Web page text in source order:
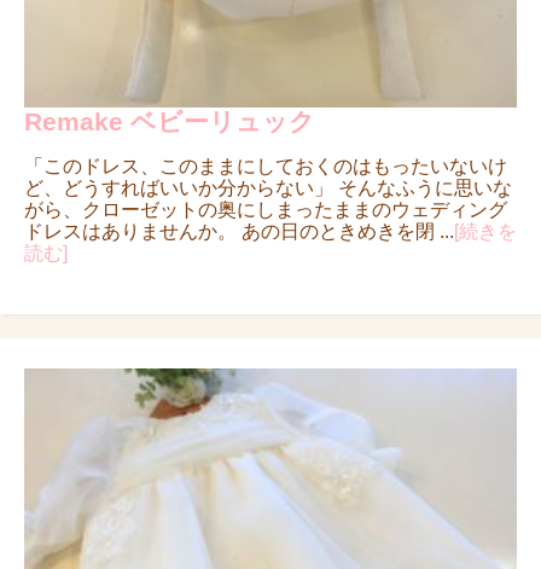
Remake ベビーリュック
「このドレス、このままにしておくのはもったいないけ
ど、どうすればいいか分からない」 そんなふうに思いな
がら、クローゼットの奥にしまったままのウェディング
ドレスはありませんか。 あの日のときめきを閉 ...[続きを
読む]